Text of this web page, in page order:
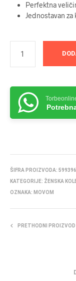
Perfektna
Jednostavan
ŠIFRA PROIZVODA:
KATEGORIJE: ŽENSKA
OZNAKA: MOVOM
PRETHODNI PROIZVOD